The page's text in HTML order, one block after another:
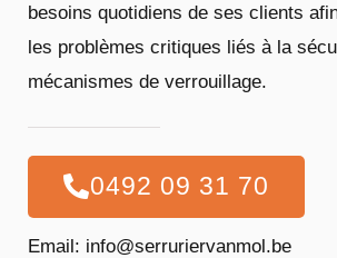
besoins quotidiens de ses clients
les problèmes critiques liés à la
mécanismes de verrouillage.
0492 09 31 70
Email: info@serruriervanmol.be